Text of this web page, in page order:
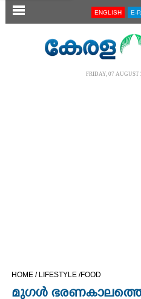
SECTIONS ENGLISH E-
FRIDAY, 07 AUGUST
HOME / LIFESTYLE /FOOD
മുഗൾ